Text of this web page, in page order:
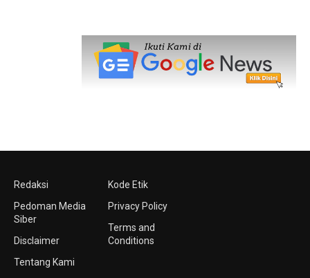
Redaksi
Pedoman Media
Siber
Disclaimer
Tentang Kami
Kode Etik
Privacy Policy
Terms and
Conditions